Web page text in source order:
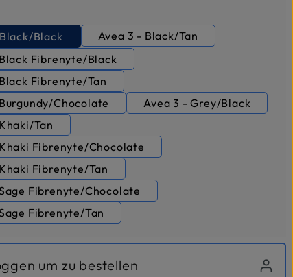
Black
Avea 3 - Black/Tan
Fibrenyte/Black
Fibrenyte/Tan
Chocolate
Avea 3 - Grey/Black
Tan
Fibrenyte/Chocolate
Fibrenyte/Tan
Fibrenyte/Chocolate
Fibrenyte/Tan
um zu bestellen